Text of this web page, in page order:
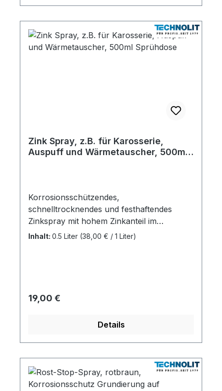
Zink Spray, z.B. für Karosserie,
Auspuff und Wärmetauscher, 500ml
Korrosionsschützendes,
schnelltrocknendes und festhaftendes
Zinkspray mit hohem Zinkanteil im
Trockenfilm Elektrisch leitfähig
Inhalt: 0.5 Liter (38,00 € / 1 Liter)
Regulärer Preis:
19,00 €
Details